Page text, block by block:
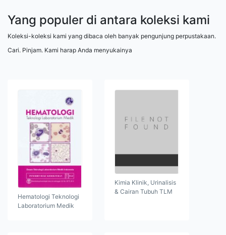
Yang populer di antara koleksi kami
Koleksi-koleksi kami yang dibaca oleh banyak pengunjung perpustakaan.
Cari. Pinjam. Kami harap Anda menyukainya
Hematologi Teknologi
Laboratorium Medik
Kimia Klinik, Urinalisis
& Cairan Tubuh TLM